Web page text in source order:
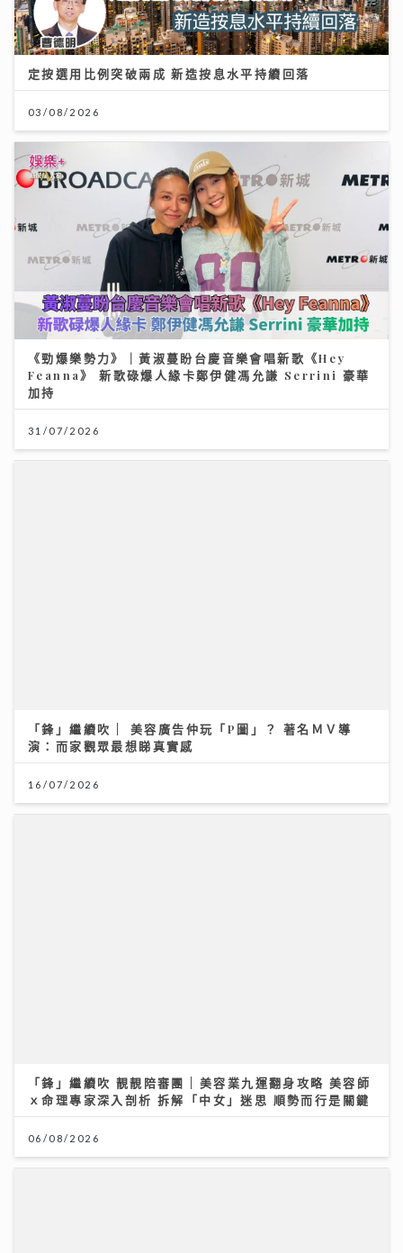
定按選用比例突破兩成 新造按息水平持續回落
03/08/2026
《勁爆樂勢力》｜黃淑蔓盼台慶音樂會唱新歌《Hey
Feanna》 新歌碌爆人緣卡鄭伊健馮允謙 Serrini 豪華
加持
31/07/2026
16/07/2026
06/08/2026